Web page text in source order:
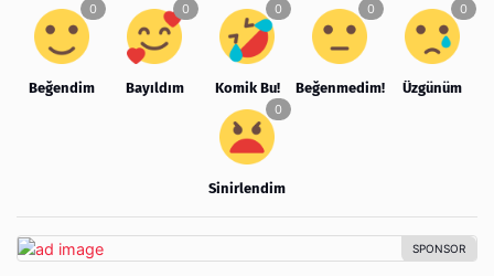
Beğendim Bayıldım Komik Bu! Beğenmedim! Üzgünüm
Sinirlendim